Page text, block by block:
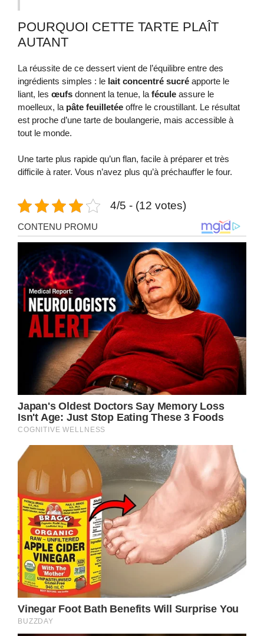
POURQUOI CETTE TARTE PLAÎT
AUTANT
La réussite de ce dessert vient de l’équilibre entre des
ingrédients simples : le lait concentré sucré apporte le
liant, les œufs donnent la tenue, la fécule assure le
moelleux, la pâte feuilletée offre le croustillant. Le résultat
est proche d’une tarte de boulangerie, mais accessible à
tout le monde.
Une tarte plus rapide qu’un flan, facile à préparer et très
difficile à rater. Vous n’avez plus qu’à préchauffer le four.
4/5 - (12 votes)